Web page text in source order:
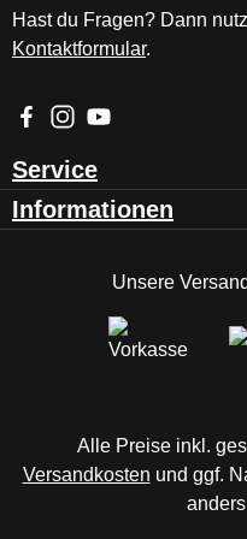
Hast du Fragen? Dann
Kontaktformular.
Besuche uns auf
Schau auf Instagram
Sieh dir unsere
Service
Informationen
Unsere
Alle Preise inkl.
Versandkosten und ggf.